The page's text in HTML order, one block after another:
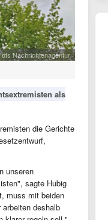
dts Nachrichtenagentur
als
die Gerichte
unseren
sagte Hubig
muss mit beiden
deshalb